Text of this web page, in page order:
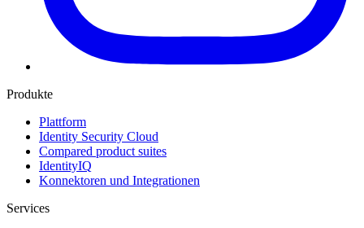
Produkte
Plattform
Identity Security Cloud
Compared product suites
IdentityIQ
Konnektoren und Integrationen
Services